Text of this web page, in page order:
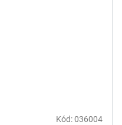
Kód:036004